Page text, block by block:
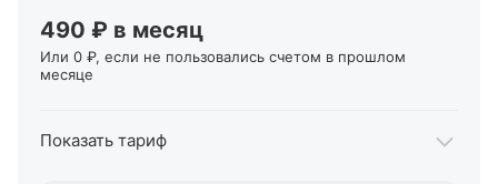
490 ₽ в месяц
Или 0 ₽, если не пользовались счетом в прошлом
месяце
Показать тариф